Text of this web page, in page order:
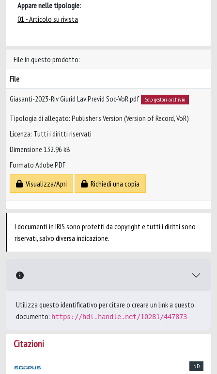
Appare nelle tipologie:
01 - Articolo su rivista
File in questo prodotto:
File
Giasanti-2023-Riv Giurid Lav Previd Soc-VoR.pdf Solo gestori archivio
Tipologia di allegato: Publisher’s Version (Version of Record, VoR)
Licenza: Tutti i diritti riservati
Dimensione 132.96 kB
Formato Adobe PDF
Visualizza/Apri
Richiedi una copia
I documenti in IRIS sono protetti da copyright e tutti i diritti sono
riservati, salvo diversa indicazione.
Utilizza questo identificativo per citare o creare un link a questo
documento: https://hdl.handle.net/10281/447873
Citazioni
ND